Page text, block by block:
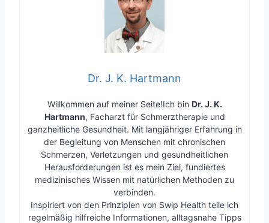
Dr. J. K. Hartmann
Willkommen auf meiner Seite!Ich bin Dr. J. K.
Hartmann, Facharzt für Schmerztherapie und
ganzheitliche Gesundheit. Mit langjähriger Erfahrung in
der Begleitung von Menschen mit chronischen
Schmerzen, Verletzungen und gesundheitlichen
Herausforderungen ist es mein Ziel, fundiertes
medizinisches Wissen mit natürlichen Methoden zu
verbinden.
Inspiriert von den Prinzipien von Swip Health teile ich
regelmäßig hilfreiche Informationen, alltagsnahe Tipps